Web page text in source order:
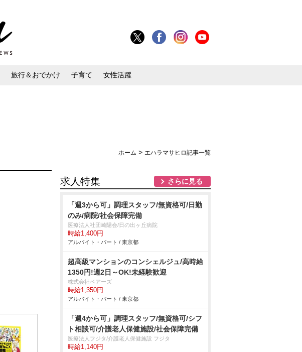
旅行＆おでかけ 子育て 女性活躍
ホーム > エハラマサヒロ記事一覧
求人特集 さらに見る
「週3から可」調理スタッフ/無資格可/日勤
のみ/病院/社会保障完備
医療法人社団崎陽会/日の出ヶ丘病院
時給1,400円
アルバイト・パート / 東京都
超高級マンションのコンシェルジュ/高時給
1350円!週2日～OK!未経験歓迎
株式会社ベアーズ
時給1,350円
アルバイト・パート / 東京都
「週4から可」調理スタッフ/無資格可/シフ
ト相談可/介護老人保健施設/社会保障完備
医療法人フジタ/介護老人保健施設 フジタ
時給1,140円